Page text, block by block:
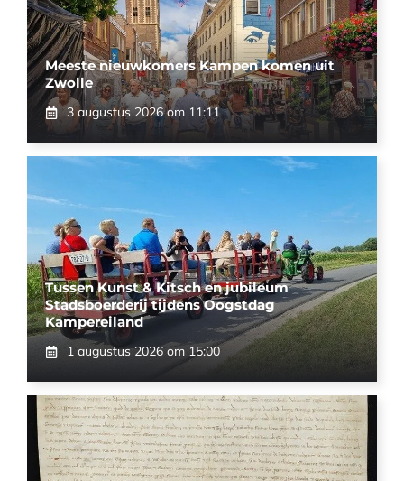
Meeste nieuwkomers Kampen komen uit
Zwolle
3 augustus 2026 om 11:11
Tussen Kunst & Kitsch en jubileum
Stadsboerderij tijdens Oogstdag
Kampereiland
1 augustus 2026 om 15:00